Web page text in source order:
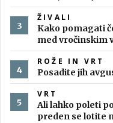
ŽIVALI
Kako pomagati
med vročinskim
ROŽE IN VRT
Posadite jih
VRT
Ali lahko poleti
preden se lotite